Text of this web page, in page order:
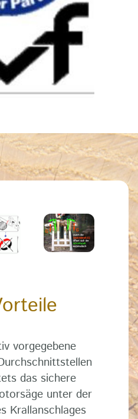
vorgegebene
das sichere
unter der
Krallanschlages